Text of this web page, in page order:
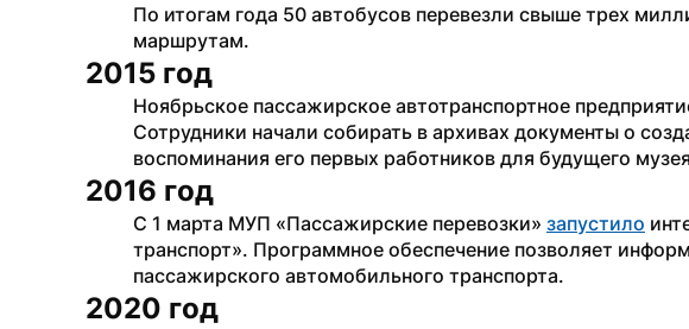
По итогам года 50 автобусов перевезли свыше трех
маршрутам.
2015 год
Ноябрьское пассажирское автотранспортное
Сотрудники начали собирать в архивах документы о
воспоминания его первых работников для будущего
2016 год
С 1 марта МУП «Пассажирские перевозки» запустило
транспорт». Программное обеспечение позволяет
пассажирского автомобильного транспорта.
2020 год